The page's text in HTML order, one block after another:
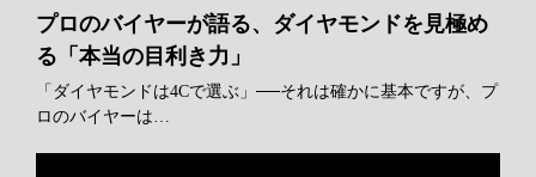
プロのバイヤーが語る、ダイヤモンドを見極め
る「本当の目利き力」
「ダイヤモンドは4Cで選ぶ」──それは確かに基本ですが、プ
ロのバイヤーは…